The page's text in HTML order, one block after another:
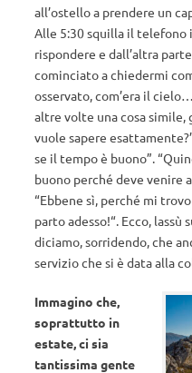
all’ostello a prendere un
Alle 5:30 squilla il telefono
rispondere e dall’altra
cominciato a chiedermi
osservato, com’era il
altre volte una cosa simile,
vuole sapere
se il tempo è buono”.
buono perché deve venire
“Ebbene sì, perché mi
parto adesso!“. Ecco,
diciamo, sorridendo, che
servizio che si è data alla
Immagino che,
soprattutto in
estate, ci sia
tantissima gente